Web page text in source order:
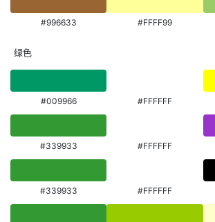
#996633 #FFFF99
绿色
#009966 #FFFFFF
#339933 #FFFFFF
#339933 #FFFFFF